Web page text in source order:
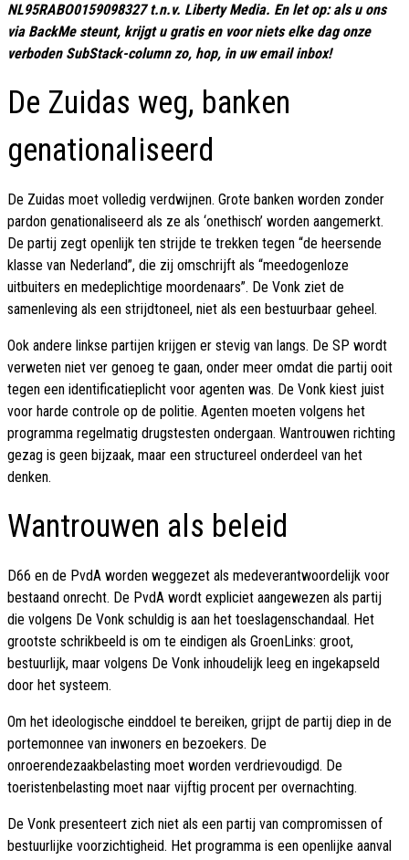
NL95RABO0159098327 t.n.v. Liberty Media. En let op: als u ons
via BackMe steunt, krijgt u gratis en voor niets elke dag onze
verboden SubStack-column zo, hop, in uw email inbox!
De Zuidas weg, banken
genationaliseerd
De Zuidas moet volledig verdwijnen. Grote banken worden zonder
pardon genationaliseerd als ze als ‘onethisch’ worden aangemerkt.
De partij zegt openlijk ten strijde te trekken tegen “de heersende
klasse van Nederland”, die zij omschrijft als “meedogenloze
uitbuiters en medeplichtige moordenaars”. De Vonk ziet de
samenleving als een strijdtoneel, niet als een bestuurbaar geheel.
Ook andere linkse partijen krijgen er stevig van langs. De SP wordt
verweten niet ver genoeg te gaan, onder meer omdat die partij ooit
tegen een identificatieplicht voor agenten was. De Vonk kiest juist
voor harde controle op de politie. Agenten moeten volgens het
programma regelmatig drugstesten ondergaan. Wantrouwen richting
gezag is geen bijzaak, maar een structureel onderdeel van het
denken.
Wantrouwen als beleid
D66 en de PvdA worden weggezet als medeverantwoordelijk voor
bestaand onrecht. De PvdA wordt expliciet aangewezen als partij
die volgens De Vonk schuldig is aan het toeslagenschandaal. Het
grootste schrikbeeld is om te eindigen als GroenLinks: groot,
bestuurlijk, maar volgens De Vonk inhoudelijk leeg en ingekapseld
door het systeem.
Om het ideologische einddoel te bereiken, grijpt de partij diep in de
portemonnee van inwoners en bezoekers. De
onroerendezaakbelasting moet worden verdrievoudigd. De
toeristenbelasting moet naar vijftig procent per overnachting.
De Vonk presenteert zich niet als een partij van compromissen of
bestuurlijke voorzichtigheid. Het programma is een openlijke aanval